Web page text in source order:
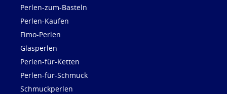
Perlen-zum-Basteln
Perlen-Kaufen
Fimo-Perlen
Glasperlen
Perlen-für-Ketten
Perlen-für-Schmuck
Schmuckperlen